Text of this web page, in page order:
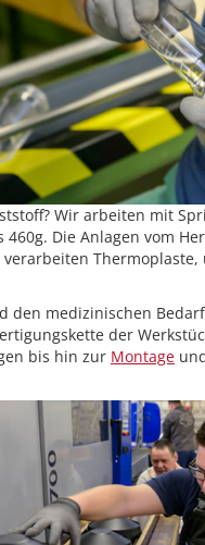
Wir arbeiten mit
Die Anlagen vom
Thermoplaste,
den medizinischen
der
bis hin zur Montage